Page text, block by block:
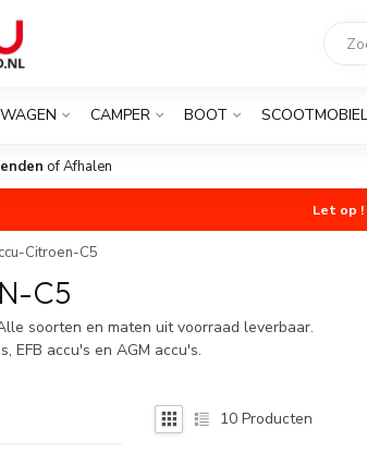
CAMPER BOOT
of Afhalen
Let op !
Citroen-C5
C5
soorten en maten uit voorraad leverbaar.
EFB accu's en AGM accu's.
10 Producten